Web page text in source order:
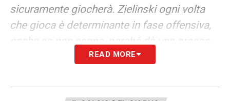
sicuramente giocherà. Zielinski ogni volta
che gioca è determinante in fase offensiva,
anche se non segna, perché dà una grossa
mano alla squadra. È senza dubbio uno dei
aspetto un po’ di concretezza. Ha facilità di
READ MORE